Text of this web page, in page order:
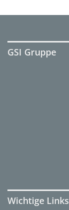
GSI Gruppe
Wichtige Links